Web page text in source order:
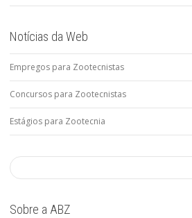
Notícias da Web
Empregos para Zootecnistas
Concursos para Zootecnistas
Estágios para Zootecnia
Sobre a ABZ